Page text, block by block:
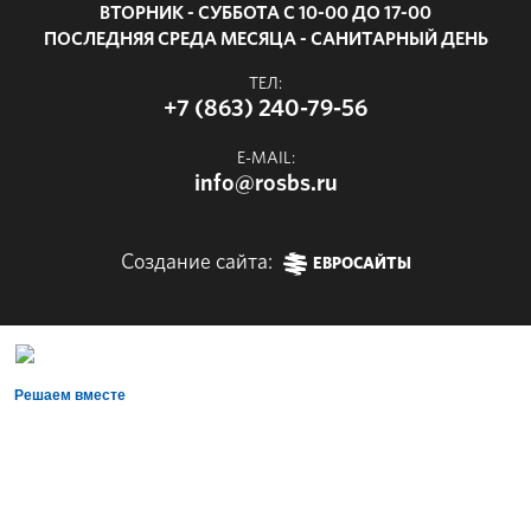
ВТОРНИК - СУББОТА С 10-00 ДО 17-00
ПОСЛЕДНЯЯ СРЕДА МЕСЯЦА - САНИТАРНЫЙ ДЕНЬ
ТЕЛ:
+7 (863) 240-79-56
E-MAIL:
info@rosbs.ru
Создание сайта: ЕВРОСАЙТЫ
Решаем вместе